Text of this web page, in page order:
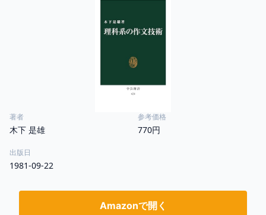
著者
木下 是雄
参考価格
770円
出版日
1981-09-22
Amazonで開く